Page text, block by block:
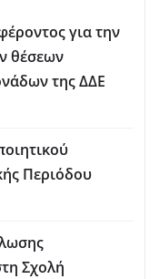
για την
θέσεων
της ΔΔΕ
Περιόδου
Σχολή